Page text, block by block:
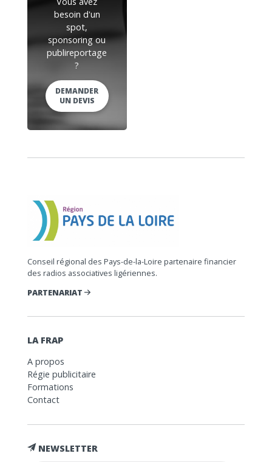
besoin d'un
spot,
sponsoring ou
publireportage
?
DEMANDER
UN DEVIS
Conseil régional des Pays-de-la-Loire partenaire financier
des radios associatives ligériennes.
PARTENARIAT
LA FRAP
A propos
Régie publicitaire
Formations
Contact
NEWSLETTER